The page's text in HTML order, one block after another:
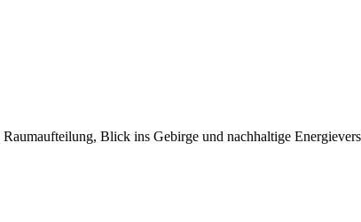
Blick ins Gebirge und nachhaltige